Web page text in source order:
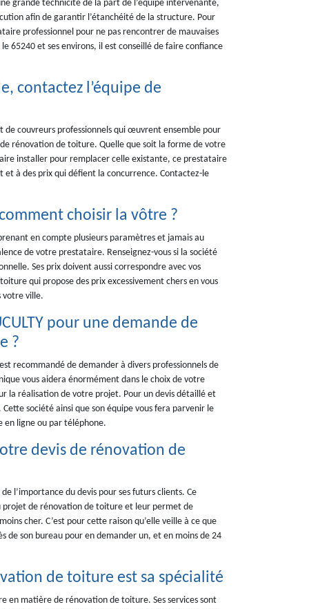
grande technicité de la part de l’équipe intervenante,
afin de garantir l’étanchéité de la structure. Pour
professionnel pour ne pas rencontrer de mauvaises
65240 et ses environs, il est conseillé de faire confiance
contactez l’équipe de
de couvreurs professionnels qui œuvrent ensemble pour
rénovation de toiture. Quelle que soit la forme de votre
installer pour remplacer celle existante, ce prestataire
à des prix qui défient la concurrence. Contactez-le
choisir la vôtre ?
en compte plusieurs paramètres et jamais au
de votre prestataire. Renseignez-vous si la société
Ses prix doivent aussi correspondre avec vos
qui propose des prix excessivement chers en vous
votre ville.
pour une demande de
?
recommandé de demander à divers professionnels de
vous aidera énormément dans le choix de votre
la réalisation de votre projet. Pour un devis détaillé et
Cette société ainsi que son équipe vous fera parvenir le
en ligne ou par téléphone.
devis de rénovation de
l’importance du devis pour ses futurs clients. Ce
projet de rénovation de toiture et leur permet de
cher. C’est pour cette raison qu’elle veille à ce que
de son bureau pour en demander un, et en moins de 24
de toiture est sa spécialité
en matière de rénovation de toiture. Ses services sont